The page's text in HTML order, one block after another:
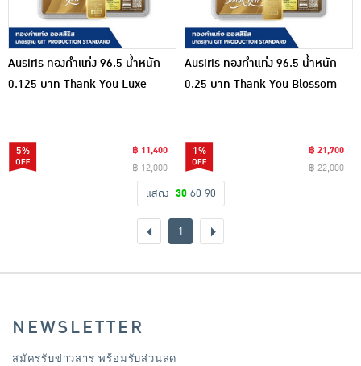
Ausiris ทองคำแท่ง 96.5 น้ำหนัก
0.125 บาท Thank You Luxe
5%
฿ 11,400
฿ 12,000
Ausiris ทองคำแท่ง 96.5 น้ำหนัก
0.25 บาท Thank You Blossom
1%
฿ 21,700
฿ 22,000
แสดง 30 60 90
1
NEWSLETTER
สมัครรับข่าวสาร พร้อมรับส่วนลด